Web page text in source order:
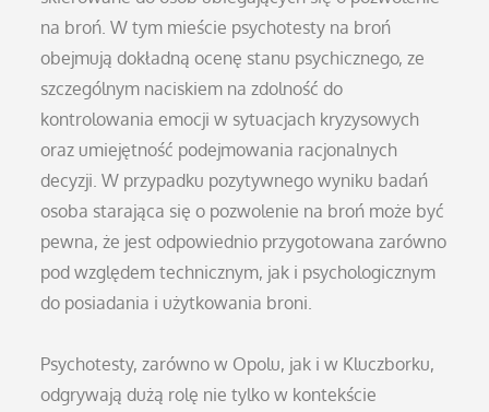
na broń. W tym mieście psychotesty na broń
obejmują dokładną ocenę stanu psychicznego, ze
szczególnym naciskiem na zdolność do
kontrolowania emocji w sytuacjach kryzysowych
oraz umiejętność podejmowania racjonalnych
decyzji. W przypadku pozytywnego wyniku badań
osoba starająca się o pozwolenie na broń może być
pewna, że jest odpowiednio przygotowana zarówno
pod względem technicznym, jak i psychologicznym
do posiadania i użytkowania broni.
Psychotesty, zarówno w Opolu, jak i w Kluczborku,
odgrywają dużą rolę nie tylko w kontekście